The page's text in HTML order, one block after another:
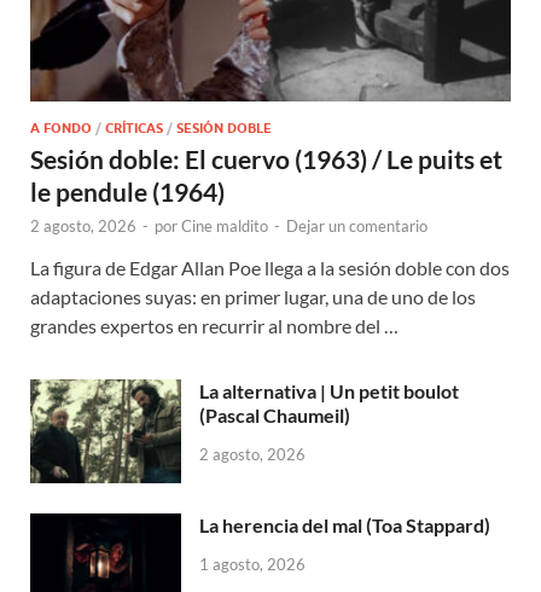
A FONDO / CRÍTICAS / SESIÓN DOBLE
Sesión doble: El cuervo (1963) / Le puits et
le pendule (1964)
2 agosto, 2026 - porCine maldito - Dejar un comentario
La figura de Edgar Allan Poe llega a la sesión doble con dos
adaptaciones suyas: en primer lugar, una de uno de los
grandes expertos en recurrir al nombre del …
La alternativa | Un petit boulot
(Pascal Chaumeil)
2 agosto, 2026
La herencia del mal (Toa Stappard)
1 agosto, 2026